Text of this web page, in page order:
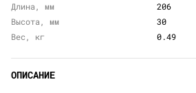
Длина, мм
206
Высота, мм
30
Вес, кг
0.49
ОПИСАНИЕ